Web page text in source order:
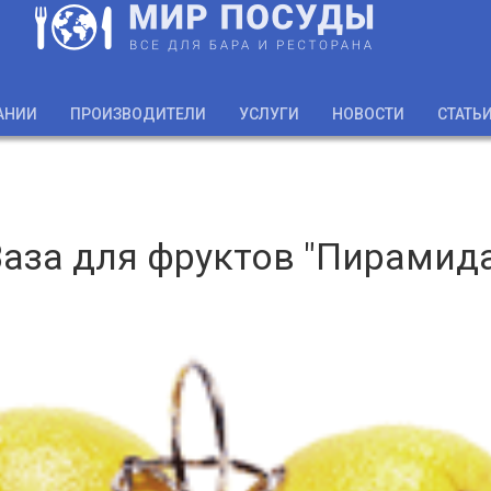
ПРОИЗВОДИТЕЛИ УСЛУГИ НОВОСТИ СТАТЬИ
для фруктов